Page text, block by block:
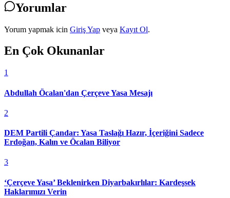
Yorumlar
Yorum yapmak icin Giriş Yap veya Kayıt Ol.
En Çok Okunanlar
1
Abdullah Öcalan'dan Çerçeve Yasa Mesajı
2
DEM Partili Çandar: Yasa Taslağı Hazır, İçeriğini Sadece
Erdoğan, Kalın ve Öcalan Biliyor
3
‘Çerçeve Yasa’ Beklenirken Diyarbakırlılar: Kardeşsek
Haklarımızı Verin